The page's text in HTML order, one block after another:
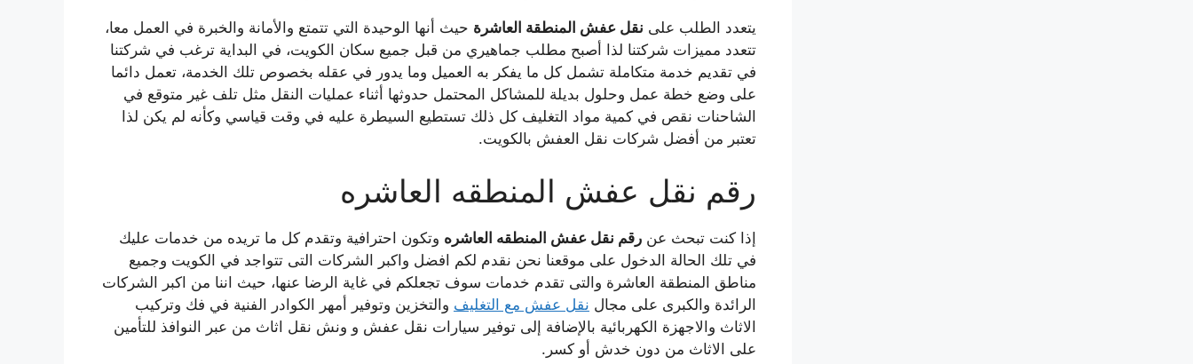
يتعدد الطلب على نقل عفش المنطقة العاشرة حيث أنها الوحيدة التي تتمتع والأمانة والخبرة في العمل معا،
تتعدد مميزات شركتنا لذا أصبح مطلب جماهيري من قبل جميع سكان الكويت، في البداية ترغب في شركتنا
في تقديم خدمة متكاملة تشمل كل ما يفكر به العميل وما يدور في عقله بخصوص تلك الخدمة، تعمل دائما
على وضع خطة عمل وحلول بديلة للمشاكل المحتمل حدوثها أثناء عمليات النقل مثل تلف غير متوقع في
الشاحنات نقص في كمية مواد التغليف كل ذلك تستطيع السيطرة عليه في وقت قياسي وكأنه لم يكن لذا
تعتبر من أفضل شركات نقل العفش بالكويت.
رقم نقل عفش المنطقه العاشره
إذا كنت تبحث عن رقم نقل عفش المنطقه العاشره وتكون احترافية وتقدم كل ما تريده من خدمات عليك
في تلك الحالة الدخول على موقعنا نحن نقدم لكم افضل واكبر الشركات التى تتواجد في الكويت وجميع
مناطق المنطقة العاشرة والتى تقدم خدمات سوف تجعلكم في غاية الرضا عنها، حيث اننا من اكبر الشركات
الرائدة والكبرى على مجال نقل عفش مع التغليف والتخزين وتوفير أمهر الكوادر الفنية في فك وتركيب
الاثاث والاجهزة الكهربائية بالإضافة إلى توفير سيارات نقل عفش و ونش نقل اثاث من عبر النوافذ للتأمين
على الاثاث من دون خدش أو كسر.